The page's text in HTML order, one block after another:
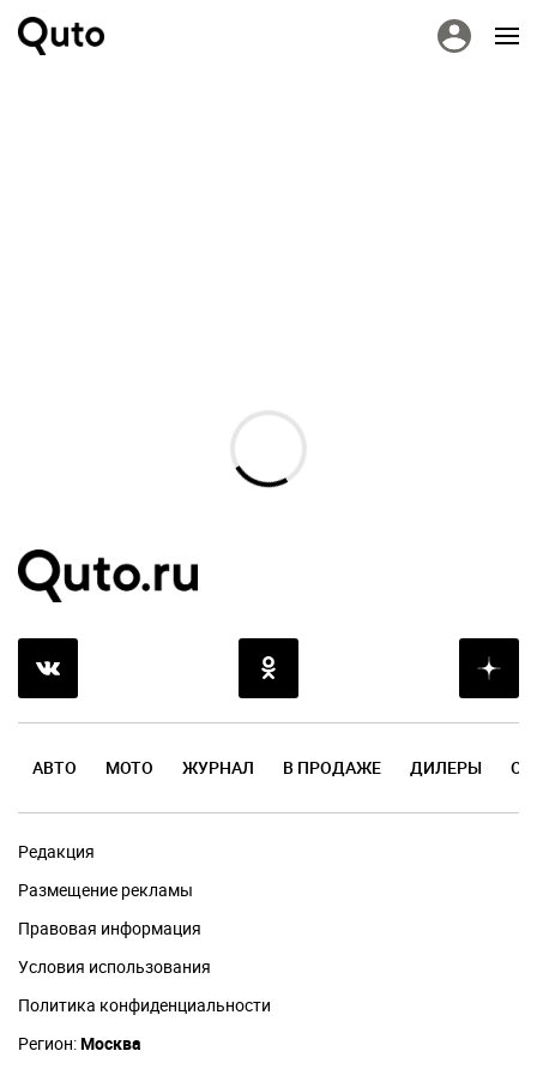
АВТО МОТО ЖУРНАЛ В ПРОДАЖЕ ДИЛЕРЫ
Редакция
Размещение рекламы
Правовая информация
Условия использования
Политика конфиденциальности
Регион:Москва